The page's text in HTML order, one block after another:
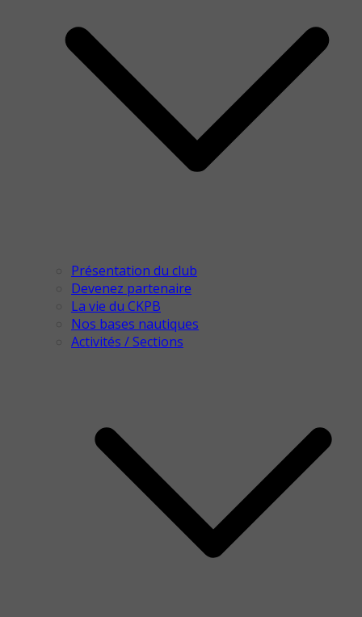
Présentation du club
Devenez partenaire
La vie du CKPB
Nos bases nautiques
Activités / Sections